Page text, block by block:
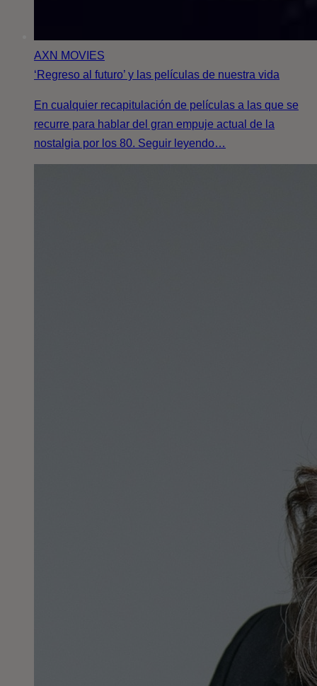
AXN MOVIES
‘Regreso al futuro’ y las películas de nuestra vida
En cualquier recapitulación de películas a las que se
recurre para hablar del gran empuje actual de la
nostalgia por los 80. Seguir leyendo…